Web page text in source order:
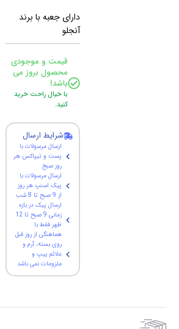
دارای جعبه با برند
آنجلو
قیمت و موجودی
محصول بروز می
باشد!
با خیال راحت خرید
کنید.
شرایط ارسال
ارسال مرسولات با
پست و تیپاکس هر
روز صبح
ارسال مرسولات با
پیک اسنپ هر روز
از 9 صبح تا 8 شب
ارسال پیک در بازه
زمانی 9 صبح تا 12
ظهر فقط با
هماهنگی از روز قبل
روی بسته، آرم و
علائم پیپ و
ملزومات نمی باشد